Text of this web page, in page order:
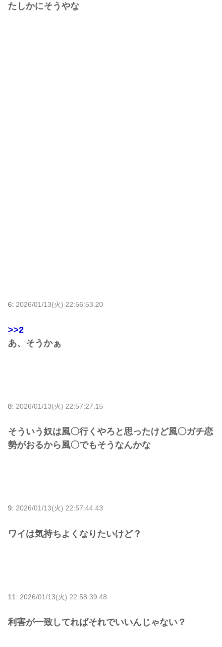
たしかにそうやな
6: 2026/01/13(火) 22:56:53.20
>>2
あ、そうかぁ
8: 2026/01/13(火) 22:57:27.15
そういう奴は風〇行くやろと思ったけど風〇ガチ恋
勢がおるから風〇でもそうなんかな
9: 2026/01/13(火) 22:57:44.43
ワイは気持ちよくなりたいけど？
11: 2026/01/13(火) 22:58:39.48
利害が一致してればそれでいいんじゃない？